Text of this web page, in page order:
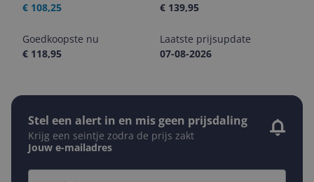
€ 108,25
€ 139,95
Goedkoopste nu
€ 118,95
Laatste prijsupdate
07-08-2026
Stel een alert in en mis geen prijsdaling
Krijg een seintje zodra de prijs zakt
Jouw e-mailadres